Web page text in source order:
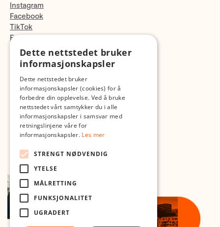
Instagram
Facebook
TikTok
Fotopodden
Med forbehold om skrive- og lagerfeil
Dette nettstedet bruker
informasjonskapsler
Dette nettstedet bruker
informasjonskapsler (cookies) for å
forbedre din opplevelse. Ved å bruke
nettstedet vårt samtykker du i alle
informasjonskapsler i samsvar med
retningslinjene våre for
informasjonskapsler. Les mer
STRENGT NØDVENDIG
YTELSE
MÅLRETTING
FUNKSJONALITET
UGRADERT